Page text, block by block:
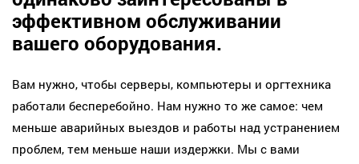
эффективном обслуживании
вашего оборудования.
Вам нужно, чтобы серверы, компьютеры и оргтехника
работали бесперебойно. Нам нужно то же самое: чем
меньше аварийных выездов и работы над устранением
проблем, тем меньше наши издержки. Мы с вами